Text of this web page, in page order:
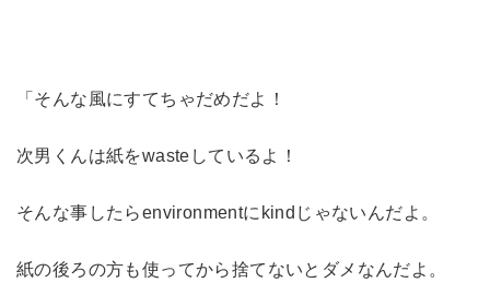
「そんな風にすてちゃだめだよ！
次男くんは紙をwasteしているよ！
そんな事したらenvironmentにkindじゃないんだよ。
紙の後ろの方も使ってから捨てないとダメなんだよ。